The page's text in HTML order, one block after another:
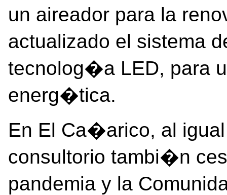
un aireador para la
actualizado el sistema
tecnolog�a LED, para
energ�tica.
En El Ca�arico, al
consultorio tambi�n
pandemia y la